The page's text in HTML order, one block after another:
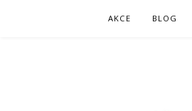
AKCE BLOG